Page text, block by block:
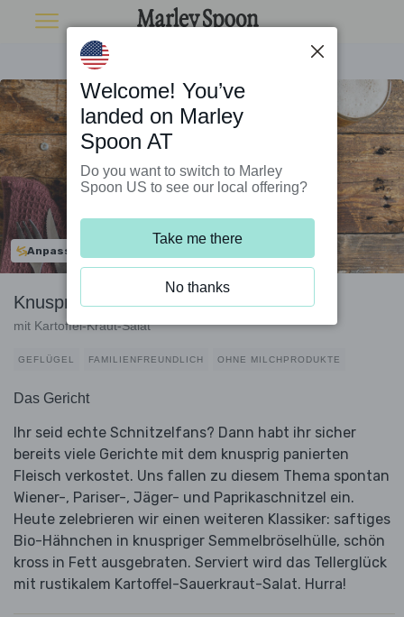
Anpassbar
Knuspriges Bio-Hähnchenschnitzel
mit Kartoffel-Kraut-Salat
GEFLÜGEL FAMILIENFREUNDLICH OHNE MILCHPRODUKTE
Das Gericht
Ihr seid echte Schnitzelfans? Dann habt ihr sicher
bereits viele Gerichte mit dem knusprig panierten
Fleisch verkostet. Uns fallen zu diesem Thema spontan
Wiener-, Pariser-, Jäger- und Paprikaschnitzel ein.
Heute zelebrieren wir einen weiteren Klassiker: saftiges
Bio-Hähnchen in knuspriger Semmelbröselhülle, schön
kross in Fett ausgebraten. Serviert wird das Tellerglück
mit rustikalem Kartoffel-Sauerkraut-Salat. Hurra!
Welcome! You’ve
landed on Marley
Spoon AT
Do you want to switch to Marley
Spoon US to see our local offering?
Take me there
No thanks